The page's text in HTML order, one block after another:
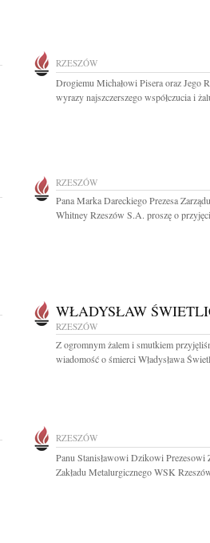
RZESZÓW
Drogiemu Michałowi Pisera oraz Jego
wyrazy najszczerszego współczucia i
RZESZÓW
Pana Marka Dareckiego Prezesa
Whitney Rzeszów S.A. proszę o
WŁADYSŁAW
RZESZÓW
Z ogromnym żalem i smutkiem
wiadomość o śmierci Władysława
RZESZÓW
Panu Stanisławowi Dzikowi Prezesowi
Zakładu Metalurgicznego WSK